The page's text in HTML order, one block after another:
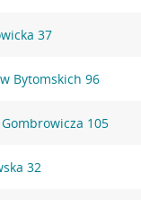
37
Bytomskich 96
105
32